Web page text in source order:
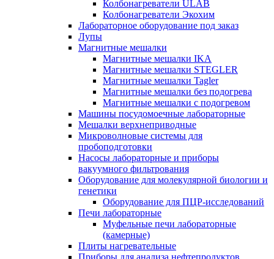
Колбонагреватели ULAB
Колбонагреватели Экохим
Лабораторное оборудование под заказ
Лупы
Магнитные мешалки
Магнитные мешалки IKA
Магнитные мешалки STEGLER
Магнитные мешалки Tagler
Магнитные мешалки без подогрева
Магнитные мешалки с подогревом
Машины посудомоечные лабораторные
Мешалки верхнеприводные
Микроволновые системы для
пробоподготовки
Насосы лабораторные и приборы
вакуумного фильтрования
Оборудование для молекулярной биологии и
генетики
Оборудование для ПЦР-исследований
Печи лабораторные
Муфельные печи лабораторные
(камерные)
Плиты нагревательные
Приборы для анализа нефтепродуктов